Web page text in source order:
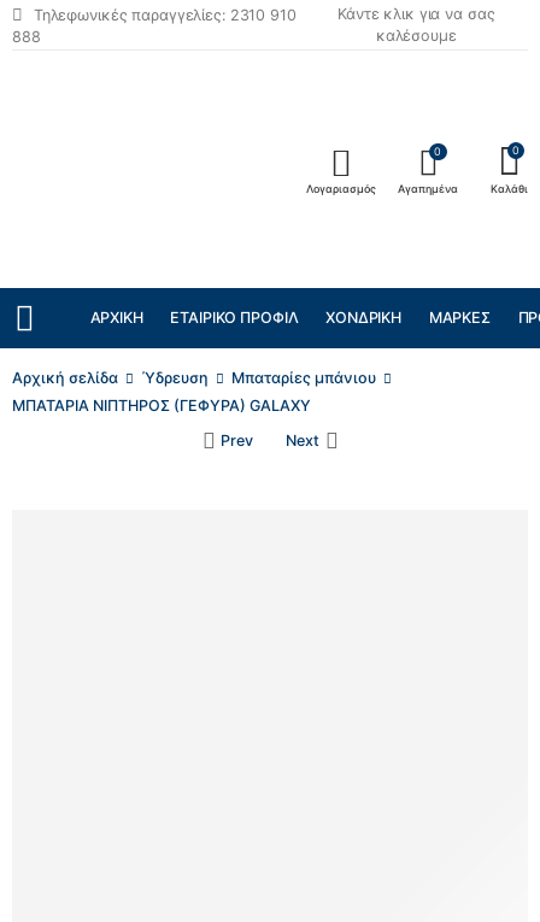
Τηλεφωνικές παραγγελίες: 2310 910
888
Κάντε κλικ για να σας
καλέσουμε
Λογαριασμός
0
Αγαπημένα
0
Καλάθι
ΑΡΧΙΚΉ ΕΤΑΙΡΙΚΌ ΠΡΟΦΊΛ ΧΟΝΔΡΙΚΉ ΜΆΡΚΕΣ
Αρχική σελίδα Ύδρευση
Μπαταρίες μπάνιου
ΜΠΑΤΑΡΙΑ ΝΙΠΤΗΡΟΣ (ΓΕΦΥΡΑ) GALAXY
Prev
Next